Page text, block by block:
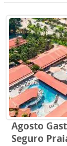
Agosto
Seguro